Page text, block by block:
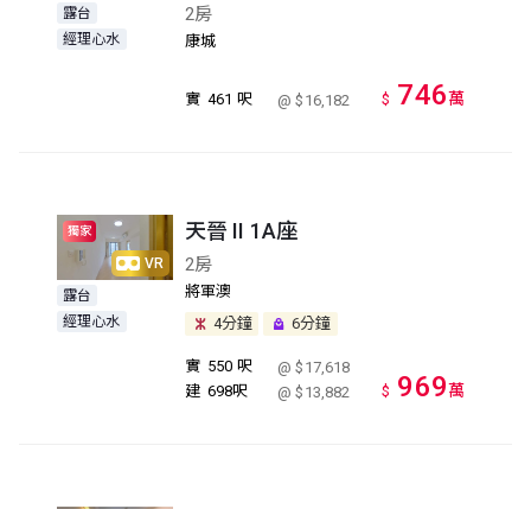
露台
經理心水
2房
康城
實 461 呎 @ $16,182 $ 746萬
VR
獨家
露台
經理心水
天晉 II 1A座
2房
將軍澳
4分鐘
6分鐘
實 550 呎
@ $17,618
建 698呎 @ $13,882 $ 969萬